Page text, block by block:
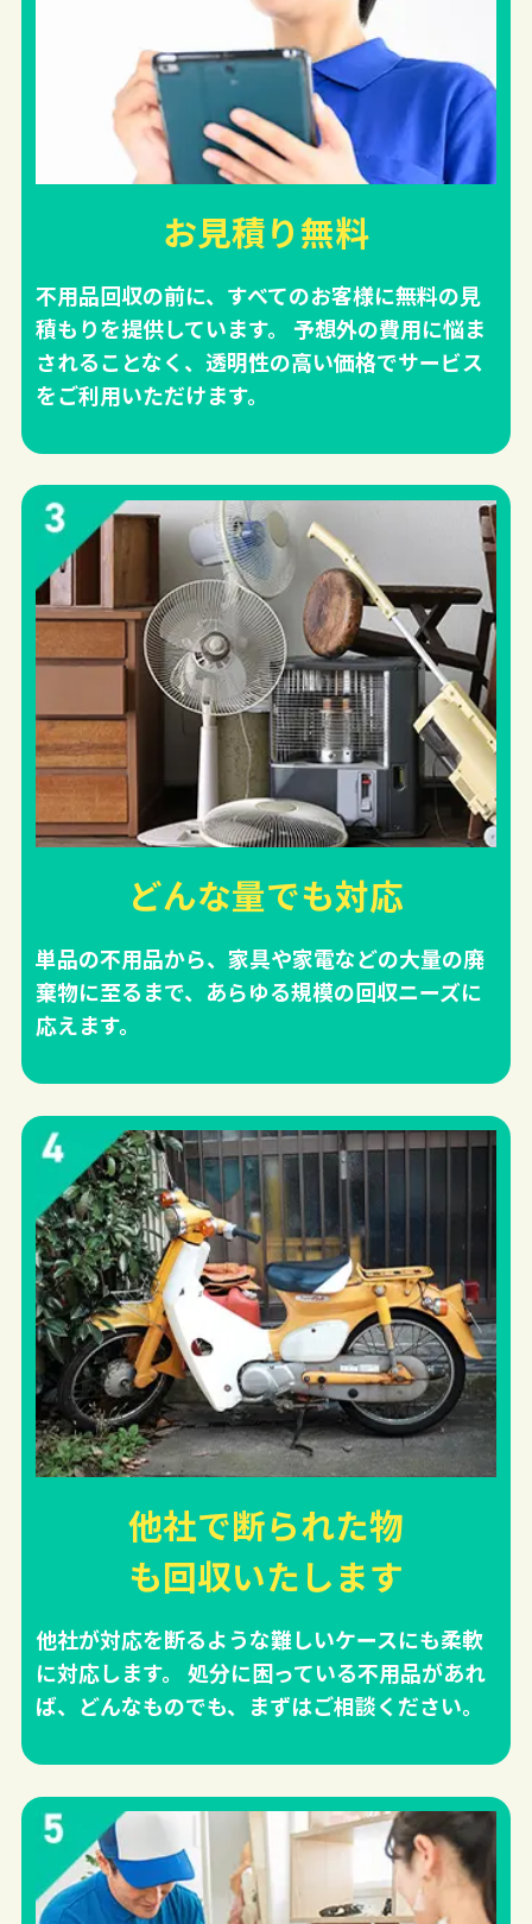
お見積り無料
不用品回収の前に、すべてのお客様に無料の見
積もりを提供しています。 予想外の費用に悩ま
されることなく、透明性の高い価格でサービス
をご利用いただけます。
どんな量でも対応
単品の不用品から、家具や家電などの大量の廃
棄物に至るまで、あらゆる規模の回収ニーズに
応えます。
他社で断られた物
も回収いたします
他社が対応を断るような難しいケースにも柔軟
に対応します。 処分に困っている不用品があれ
ば、どんなものでも、まずはご相談ください。